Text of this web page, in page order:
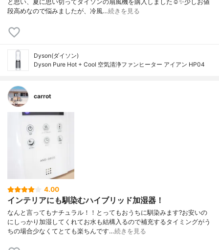
と思い、夏に思い切ってダイソンの扇風機を購入しました☺️✨少しお値
段高めなので悩みましたが、冷風…続きを見る
Dyson(ダイソン)
Dyson Pure Hot + Cool 空気清浄ファンヒーター アイアン HP04
carrot
4.00
インテリアにも馴染むハイブリッド加湿器！
なんと言ってもナチュラル！！とってもおうちに馴染みます?お安いの
にしっかり加湿してくれてお水も結構入るので補充するタイミングがう
ちの場合少なくてとても楽ちんです…続きを見る